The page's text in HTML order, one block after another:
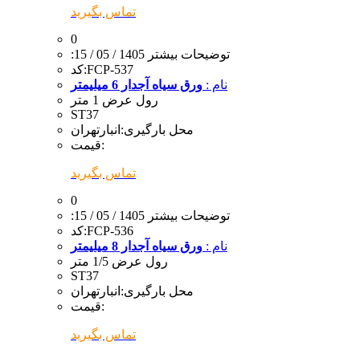
تماس بگیرید
0
:توضیحات بیشتر
کد:FCP-537
نام : ورق سیاه آجدار 6 میلیمتر
رول عرض 1 متر
ST37
محل بارگیری: انبارتهران
قیمت:
تماس بگیرید
0
:توضیحات بیشتر
کد:FCP-536
نام : ورق سیاه آجدار 8 میلیمتر
رول عرض 1/5 متر
ST37
محل بارگیری: انبارتهران
قیمت:
تماس بگیرید